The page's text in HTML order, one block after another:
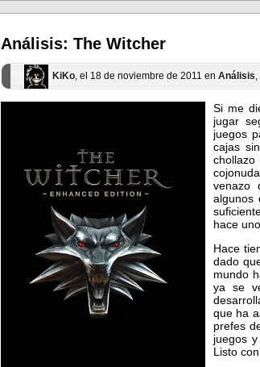
abre
ventana
nueva)
abre
ventana
nueva)
Análisis: The Witcher
KiKo , el 18 de noviembre de 2011 en Análisis
Si me
jugar
juegos
cajas
chollazo
venazo
algunos
hace
Hace
dado
mundo
ya se
que ha
prefes
juegos
Listo